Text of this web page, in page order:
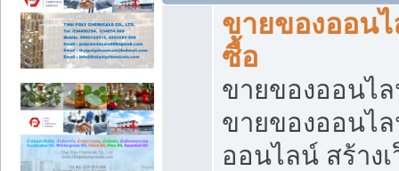
ขายของออน
ซื้อ
ขายของออนไล
ขายของออนไ
ออนไลน์ สร้าง